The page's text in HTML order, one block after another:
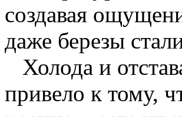
создавая
даже березы
Холода и
привело к тому,